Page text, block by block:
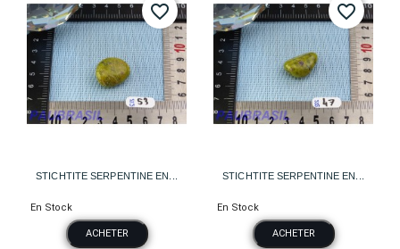
STICHTITE SERPENTINE EN...
En Stock
ACHETER
favorite_border
STICHTITE SERPENTINE EN...
En Stock
ACHETER
favorite_border